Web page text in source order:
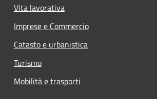
Vita lavorativa
Imprese e Commercio
Catasto e urbanistica
Turismo
Mobilità e trasporti